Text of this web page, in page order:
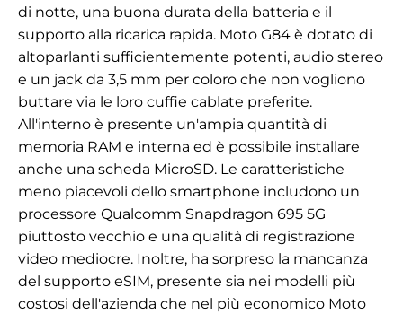
di notte, una buona durata della batteria e il
supporto alla ricarica rapida. Moto G84 è dotato di
altoparlanti sufficientemente potenti, audio stereo
e un jack da 3,5 mm per coloro che non vogliono
buttare via le loro cuffie cablate preferite.
All'interno è presente un'ampia quantità di
memoria RAM e interna ed è possibile installare
anche una scheda MicroSD. Le caratteristiche
meno piacevoli dello smartphone includono un
processore Qualcomm Snapdragon 695 5G
piuttosto vecchio e una qualità di registrazione
video mediocre. Inoltre, ha sorpreso la mancanza
del supporto eSIM, presente sia nei modelli più
costosi dell'azienda che nel più economico Moto